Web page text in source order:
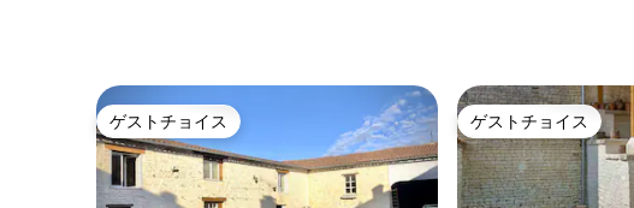
ゲストチョイス
ゲストチョイス ゲストチョイス
ゲストチョイス